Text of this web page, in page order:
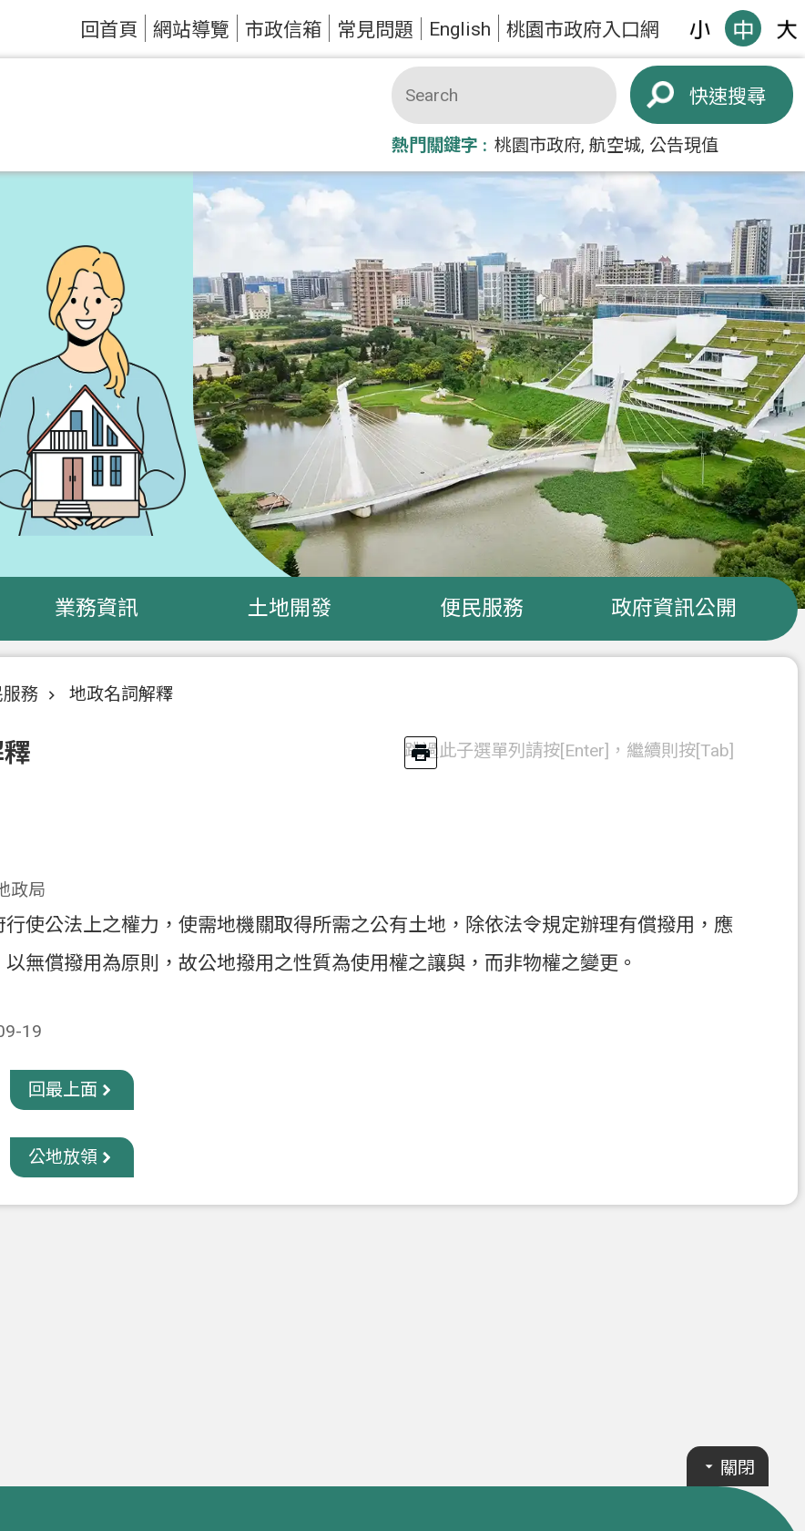
回首頁 網站導覽 市政信箱 常見問題 English 桃園市政府入口網
搜尋
熱門關鍵字 桃園市政府 航空城 公告現值
業務資訊 土地開發 便民服務 政府資訊公開
務 地政名詞解釋
跳過此子選單列請按[Enter]，繼續則按[Tab]
政局
行使公法上之權力，使需地機關取得所需之公有土地，除依法令規定辦理有償撥用，應
無償撥用為原則，故公地撥用之性質為使用權之讓與，而非物權之變更。
19
回最上面
公地放領
關閉